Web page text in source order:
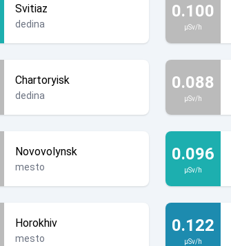
Svitiaz
dedina
0.100
µSv/h
Chartoryisk
dedina
0.088
µSv/h
Novovolynsk
mesto
0.096
µSv/h
Horokhiv
mesto
0.122
µSv/h